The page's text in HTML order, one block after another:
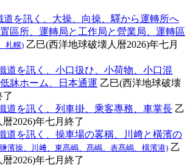
を訊く、大操、向操、驛から運轉所へ
區所、運轉局と工作局と營業局、運轉區
札幌) 乙巳(西洋地球破壊人暦2026)年七月
を訊く、小口扱ひ、小荷物、小口混
牀ホーム、日本通運 乙巳(西洋地球破壊
了
を訊く、列車掛、乘客專務、車掌長 乙
2026)年七月終了
を訊く、操車場の畧稱、川﨑と橫濱の
濱操、川﨑、東髙嶋、髙嶋、表髙嶋、橫濱港) 乙
2026)年七月終了